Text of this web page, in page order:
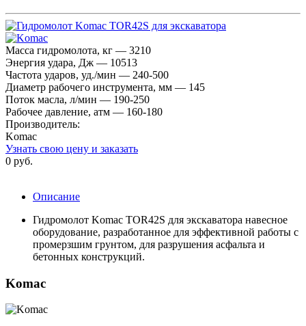
Масса гидромолота, кг — 3210
Энергия удара, Дж — 10513
Частота ударов, уд./мин — 240-500
Диаметр рабочего инструмента, мм — 145
Поток масла, л/мин — 190-250
Рабочее давление, атм — 160-180
Производитель:
Komac
Узнать свою цену и заказать
0 руб.
Описание
Гидромолот Komac TOR42S для экскаватора навесное
оборудование, разработанное для эффективной работы с
промерзшим грунтом, для разрушения асфальта и
бетонных конструкций.
Komac